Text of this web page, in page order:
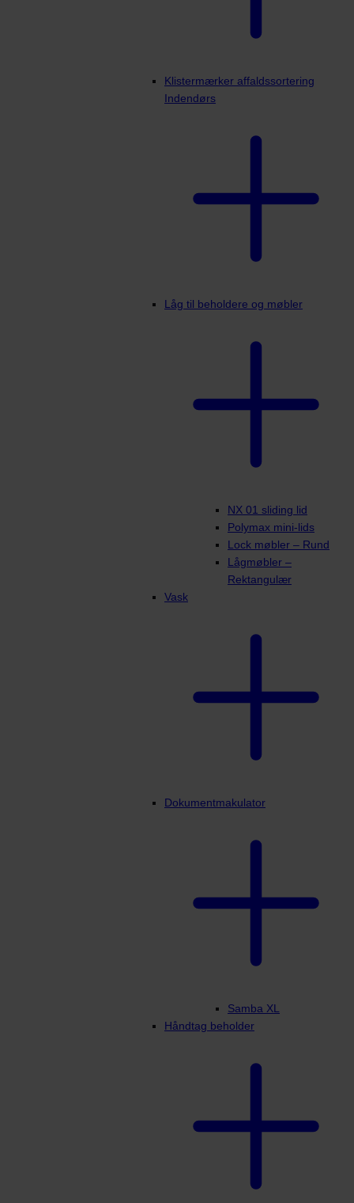
Klistermærker affaldssortering
Indendørs
Låg til beholdere og møbler
NX 01 sliding lid
Polymax mini-lids
Lock møbler – Rund
Lågmøbler –
Rektangulær
Vask
Dokumentmakulator
Samba XL
Håndtag beholder